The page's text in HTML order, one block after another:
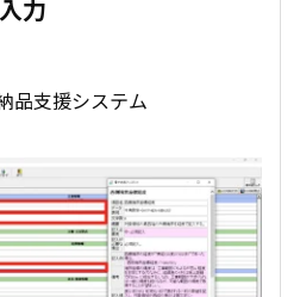
力
品支援システム